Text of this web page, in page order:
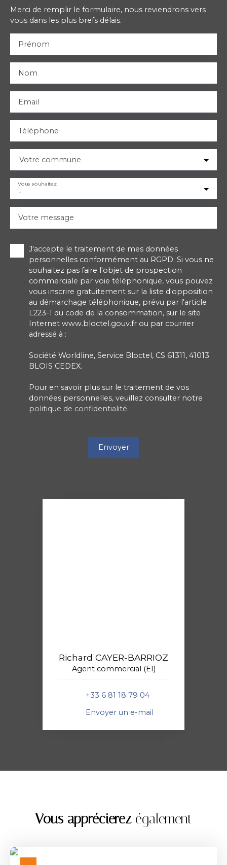
Merci de remplir le formulaire, nous reviendrons vers
vous dans les plus brefs délais.
Prénom
Nom
Email
Téléphone
Votre commune
-
Vous souhaitez
Votre message
J'accepte le traitement de mes données
personnelles conformément au RGPD. Si vous ne
souhaitez pas faire l'objet de prospection
commerciale par voie téléphonique, vous pouvez
vous inscrire gratuitement sur la liste d'opposition
au démarchage téléphonique, prévu par l'article
L223-1 du code de la consommation, sur le site
Internet www.bloctel.gouv.fr ou par courrier
adressé à :
Société Worldline, Service Bloctel, CS 61311, 41013
BLOIS CEDEX.
Pour en savoir plus sur le traitement de vos
données personnelles, veuillez consulter notre
politique de confidentialité.
Envoyer
Richard CAYER-BARRIOZ
Agent commercial (EI)
+33 6 81 18 79 04
Envoyer un e-mail
Vous apprécierezégalement